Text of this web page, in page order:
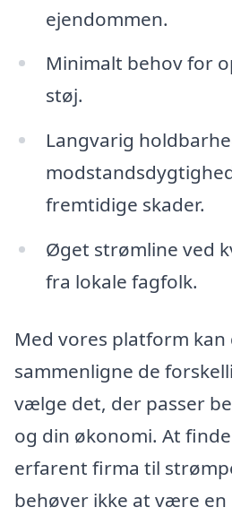
ejendommen.
Minimalt behov for
støj.
Langvarig
fremtidige skader.
Øget strømline ved
fra lokale fagfolk.
Med vores platform kan
sammenligne de
vælge det, der passer
og din økonomi. At
erfarent firma til
behøver ikke at være